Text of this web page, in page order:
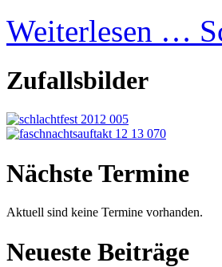
Weiterlesen …
Zufallsbilder
Nächste Termine
Aktuell sind keine Termine vorhanden.
Neueste Beiträge